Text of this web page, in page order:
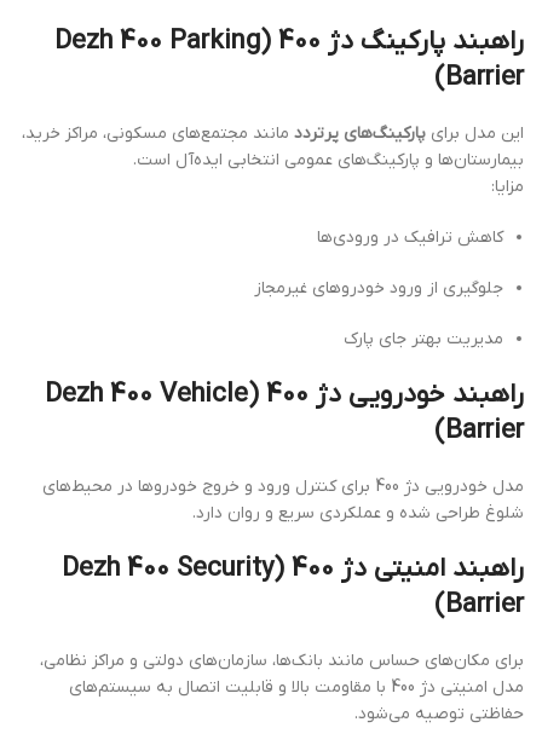
راهبند پارکینگ دژ 400 (Dezh 400 Parking
Barrier)
این مدل برای پارکینگ‌های پرتردد مانند مجتمع‌های مسکونی، مراکز خرید،
بیمارستان‌ها و پارکینگ‌های عمومی انتخابی ایده‌آل است.
مزایا:
کاهش ترافیک در ورودی‌ها
جلوگیری از ورود خودروهای غیرمجاز
مدیریت بهتر جای پارک
راهبند خودرویی دژ 400 (Dezh 400 Vehicle
Barrier)
مدل خودرویی دژ 400 برای کنترل ورود و خروج خودروها در محیط‌های
شلوغ طراحی شده و عملکردی سریع و روان دارد.
راهبند امنیتی دژ 400 (Dezh 400 Security
Barrier)
برای مکان‌های حساس مانند بانک‌ها، سازمان‌های دولتی و مراکز نظامی،
مدل امنیتی دژ 400 با مقاومت بالا و قابلیت اتصال به سیستم‌های
حفاظتی توصیه می‌شود.